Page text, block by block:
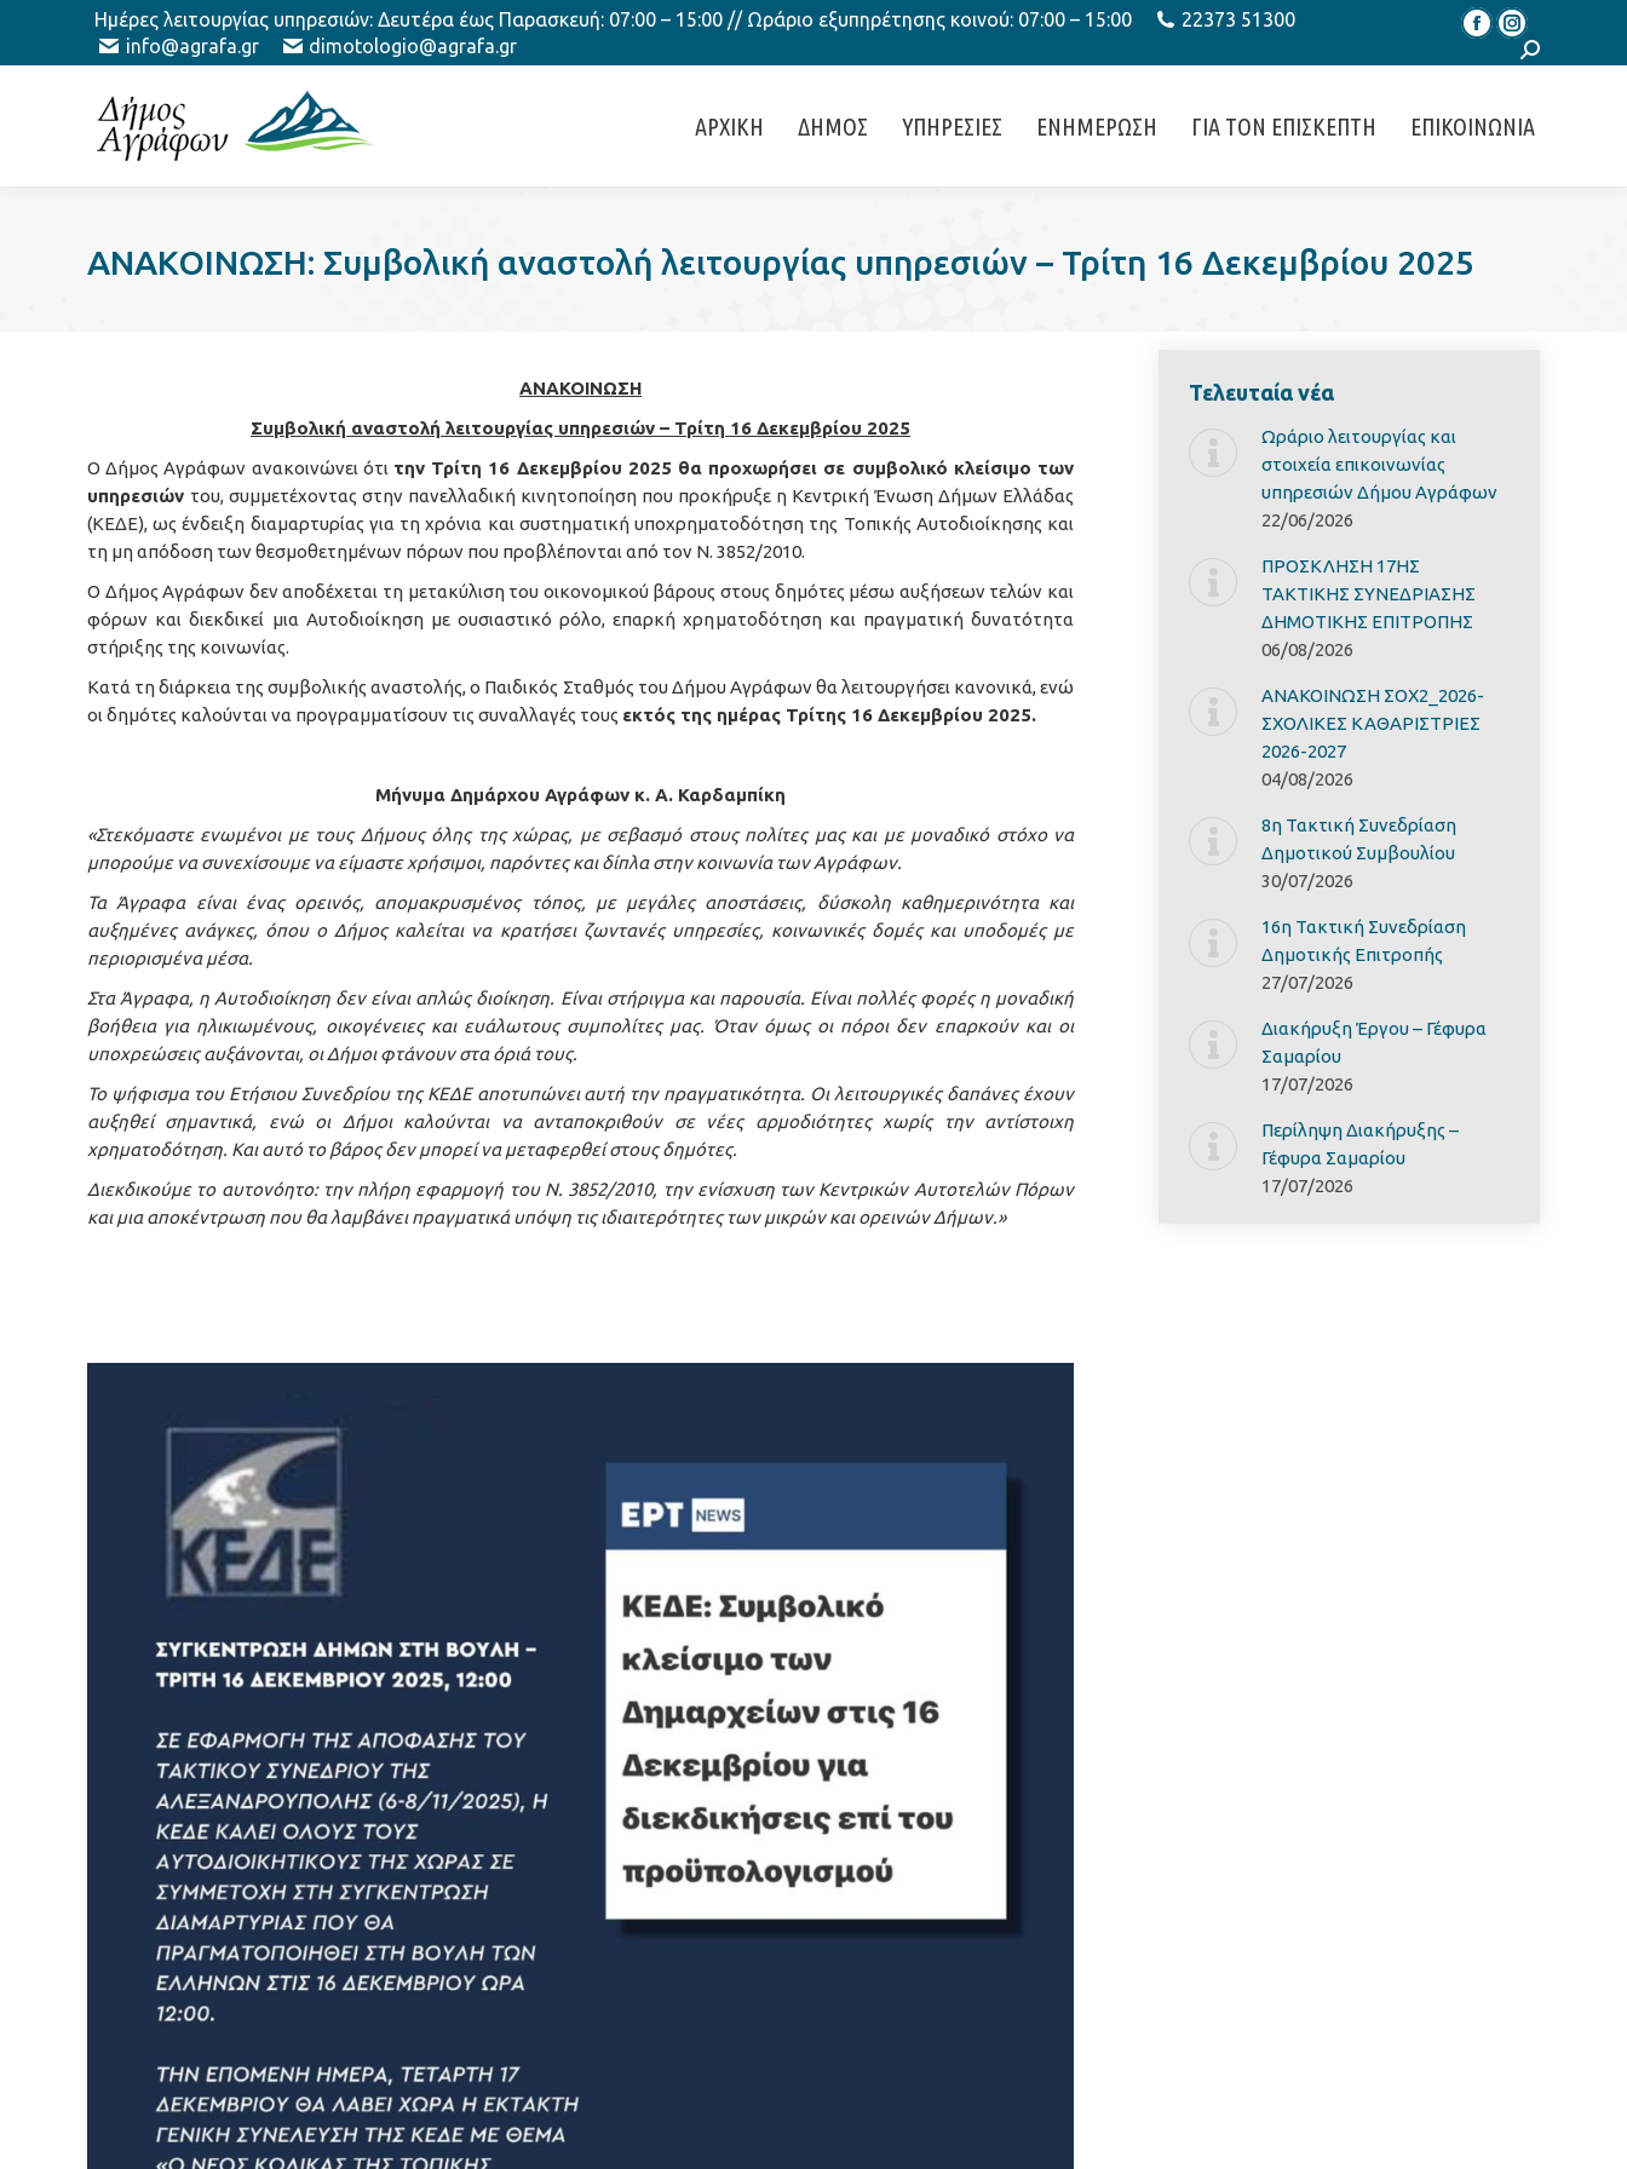
Ημέρες λειτουργίας υπηρεσιών: Δευτέρα έως Παρασκευή: 07:00 – 15:00 // Ωράριο εξυπηρέτησης κοινού: 07:00 – 15:00
22373 51300
info@agrafa.gr
dimotologio@agrafa.gr FacebookInstagram
Search:
ΑΡΧΙΚΗ ΔΗΜΟΣ ΥΠΗΡΕΣΙΕΣ ΕΝΗΜΕΡΩΣΗ ΓΙΑ ΤΟΝ ΕΠΙΣΚΕΠΤΗ ΕΠΙΚΟΙΝΩΝΙΑ
ΑΝΑΚΟΙΝΩΣΗ: Συμβολική αναστολή λειτουργίας υπηρεσιών – Τρίτη 16 Δεκεμβρίου 2025
ΑΝΑΚΟΙΝΩΣΗ
Συμβολική αναστολή λειτουργίας υπηρεσιών – Τρίτη 16 Δεκεμβρίου 2025
Ο Δήμος Αγράφων ανακοινώνει ότι την Τρίτη 16 Δεκεμβρίου 2025 θα προχωρήσει σε συμβολικό κλείσιμο των
υπηρεσιών του, συμμετέχοντας στην πανελλαδική κινητοποίηση που προκήρυξε η Κεντρική Ένωση Δήμων Ελλάδας
(ΚΕΔΕ), ως ένδειξη διαμαρτυρίας για τη χρόνια και συστηματική υποχρηματοδότηση της Τοπικής Αυτοδιοίκησης και
τη μη απόδοση των θεσμοθετημένων πόρων που προβλέπονται από τον Ν. 3852/2010.
Ο Δήμος Αγράφων δεν αποδέχεται τη μετακύλιση του οικονομικού βάρους στους δημότες μέσω αυξήσεων τελών και
φόρων και διεκδικεί μια Αυτοδιοίκηση με ουσιαστικό ρόλο, επαρκή χρηματοδότηση και πραγματική δυνατότητα
στήριξης της κοινωνίας.
Κατά τη διάρκεια της συμβολικής αναστολής, ο Παιδικός Σταθμός του Δήμου Αγράφων θα λειτουργήσει κανονικά, ενώ
οι δημότες καλούνται να προγραμματίσουν τις συναλλαγές τους εκτός της ημέρας Τρίτης 16 Δεκεμβρίου 2025.
Μήνυμα Δημάρχου Αγράφων κ. Α. Καρδαμπίκη
«Στεκόμαστε ενωμένοι με τους Δήμους όλης της χώρας, με σεβασμό στους πολίτες μας και με μοναδικό στόχο να
μπορούμε να συνεχίσουμε να είμαστε χρήσιμοι, παρόντες και δίπλα στην κοινωνία των Αγράφων.
Τα Άγραφα είναι ένας ορεινός, απομακρυσμένος τόπος, με μεγάλες αποστάσεις, δύσκολη καθημερινότητα και
αυξημένες ανάγκες, όπου ο Δήμος καλείται να κρατήσει ζωντανές υπηρεσίες, κοινωνικές δομές και υποδομές με
περιορισμένα μέσα.
Στα Άγραφα, η Αυτοδιοίκηση δεν είναι απλώς διοίκηση. Είναι στήριγμα και παρουσία. Είναι πολλές φορές η μοναδική
βοήθεια για ηλικιωμένους, οικογένειες και ευάλωτους συμπολίτες μας. Όταν όμως οι πόροι δεν επαρκούν και οι
υποχρεώσεις αυξάνονται, οι Δήμοι φτάνουν στα όριά τους.
Το ψήφισμα του Ετήσιου Συνεδρίου της ΚΕΔΕ αποτυπώνει αυτή την πραγματικότητα. Οι λειτουργικές δαπάνες έχουν
αυξηθεί σημαντικά, ενώ οι Δήμοι καλούνται να ανταποκριθούν σε νέες αρμοδιότητες χωρίς την αντίστοιχη
χρηματοδότηση. Και αυτό το βάρος δεν μπορεί να μεταφερθεί στους δημότες.
Διεκδικούμε το αυτονόητο: την πλήρη εφαρμογή του Ν. 3852/2010, την ενίσχυση των Κεντρικών Αυτοτελών Πόρων
και μια αποκέντρωση που θα λαμβάνει πραγματικά υπόψη τις ιδιαιτερότητες των μικρών και ορεινών Δήμων.»
Τελευταία νέα
Ωράριο λειτουργίας και
στοιχεία επικοινωνίας
υπηρεσιών Δήμου Αγράφων
22/06/2026
ΠΡΟΣΚΛΗΣΗ 17ΗΣ
ΤΑΚΤΙΚΗΣ ΣΥΝΕΔΡΙΑΣΗΣ
ΔΗΜΟΤΙΚΗΣ ΕΠΙΤΡΟΠΗΣ
06/08/2026
ΑΝΑΚΟΙΝΩΣΗ ΣΟΧ2_2026-
ΣΧΟΛΙΚΕΣ ΚΑΘΑΡΙΣΤΡΙΕΣ
2026-2027
04/08/2026
8η Τακτική Συνεδρίαση
Δημοτικού Συμβουλίου
30/07/2026
16η Τακτική Συνεδρίαση
Δημοτικής Επιτροπής
27/07/2026
Διακήρυξη Έργoυ – Γέφυρα
Σαμαρίoυ
17/07/2026
Περίληψη Διακήρυξης –
Γέφυρα Σαμαρίoυ
17/07/2026